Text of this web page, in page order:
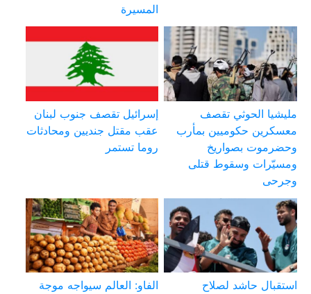
المسيرة
مليشيا الحوثي تقصف
معسكرين حكوميين بمأرب
وحضرموت بصواريخ
ومسيّرات وسقوط قتلى
وجرحى
إسرائيل تقصف جنوب لبنان
عقب مقتل جنديين ومحادثات
روما تستمر
استقبال حاشد لصلاح
الفاو: العالم سيواجه موجة